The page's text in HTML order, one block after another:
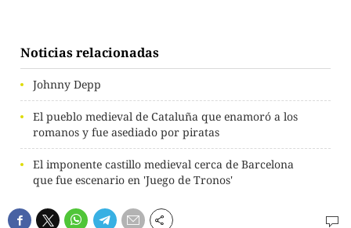
Noticias relacionadas
Johnny Depp
El pueblo medieval de Cataluña que enamoró a los
romanos y fue asediado por piratas
El imponente castillo medieval cerca de Barcelona
que fue escenario en 'Juego de Tronos'